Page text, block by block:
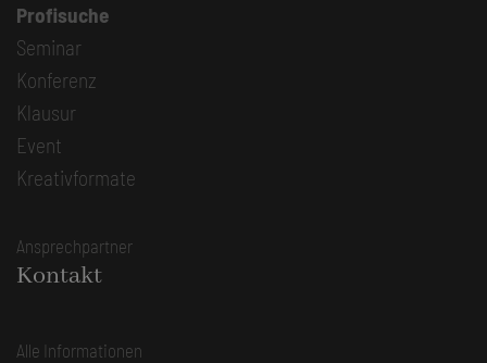
Profisuche
Seminar
Konferenz
Klausur
Event
Kreativformate
Ansprechpartner
Kontakt
Alle Informationen